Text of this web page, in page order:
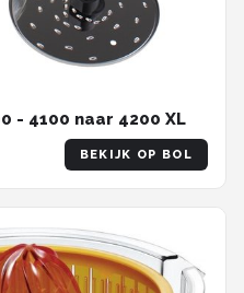
- 4100 naar 4200 XL
BEKIJK OP BOL